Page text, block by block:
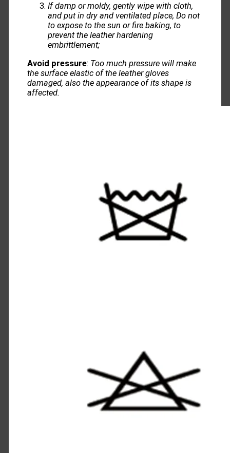
If damp or moldy, gently wipe with cloth,
and put in dry and ventilated place, Do not
to expose to the sun or fire baking, to
prevent the leather hardening
embrittlement;
Avoid pressure: Too much pressure will make
the surface elastic of the leather gloves
damaged, also the appearance of its shape is
affected.